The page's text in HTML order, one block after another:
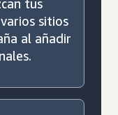
tus
sitios
al añadir